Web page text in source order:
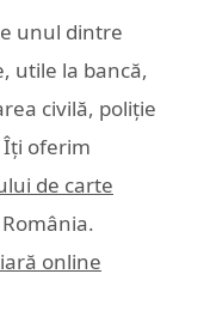
unul dintre
utile la bancă,
civilă, poliție
oferim
de carte
online